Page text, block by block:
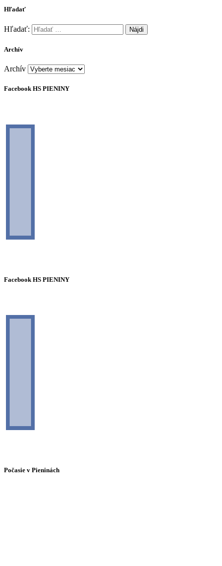
Hľadať
Hľadať:
Archív
Archív
Facebook HS PIENINY
Facebook HS PIENINY
Počasie v Pieninách